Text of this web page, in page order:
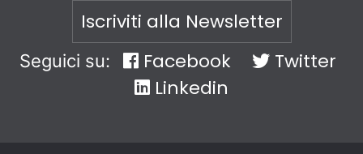
Iscriviti alla Newsletter
Seguici su: Facebook
Twitter
Linkedin